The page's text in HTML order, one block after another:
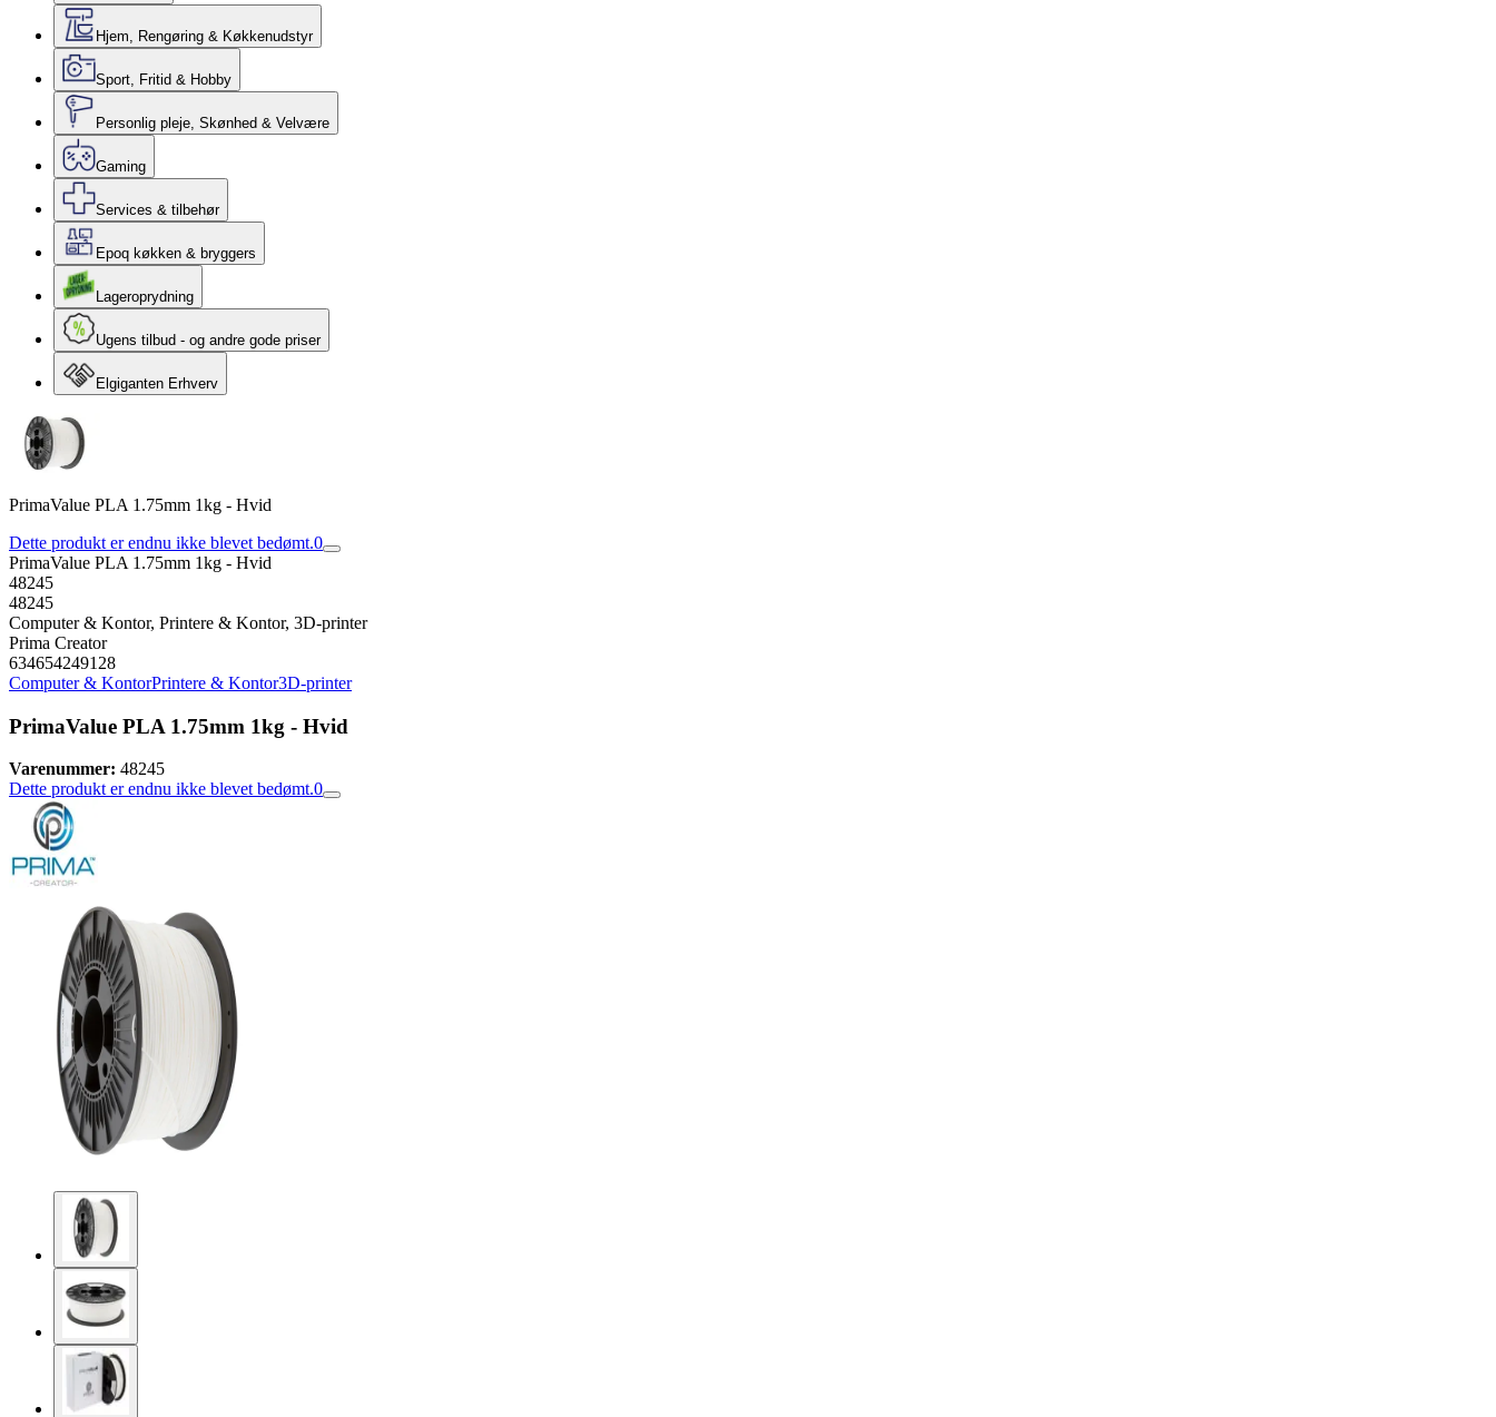
Hjem, Rengøring & Køkkenudstyr
Sport, Fritid & Hobby
Personlig pleje, Skønhed & Velvære
Gaming
Services & tilbehør
Epoq køkken & bryggers
Lageroprydning
Ugens tilbud - og andre gode priser
Elgiganten Erhverv
PrimaValue PLA 1.75mm 1kg - Hvid
Dette produkt er endnu ikke blevet bedømt.0
PrimaValue PLA 1.75mm 1kg - Hvid
48245
48245
Computer & Kontor, Printere & Kontor, 3D-printer
Prima Creator
634654249128
Computer & KontorPrintere & Kontor3D-printer
PrimaValue PLA 1.75mm 1kg - Hvid
Varenummer: 48245
Dette produkt er endnu ikke blevet bedømt.0